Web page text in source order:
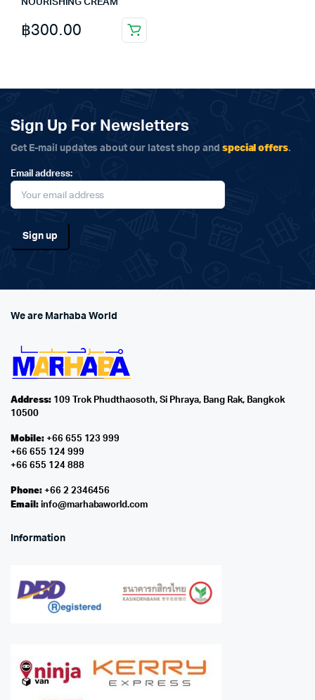
NOURISHING CREAM
฿300.00
Sign Up For Newsletters
Get E-mail updates about our latest shop and special offers.
Email address:
We are Marhaba World
Address:109 Trok Phudthaosoth, Si Phraya, Bang Rak, Bangkok
10500
Mobile:+66 655 123 999
+66 655 124 999
+66 655 124 888
Phone:+66 2 2346456
Email: info@marhabaworld.com
Information